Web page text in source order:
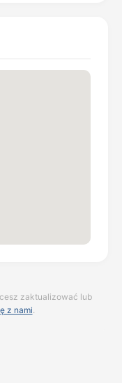
zaktualizować lub
z nami.